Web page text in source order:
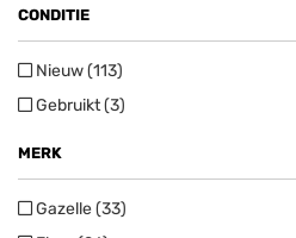
CONDITIE
Nieuw (113)
Gebruikt (3)
MERK
Gazelle (33)